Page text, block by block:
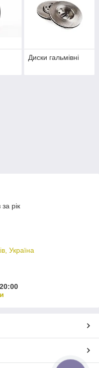
Диски гальмівні
рік
Україна